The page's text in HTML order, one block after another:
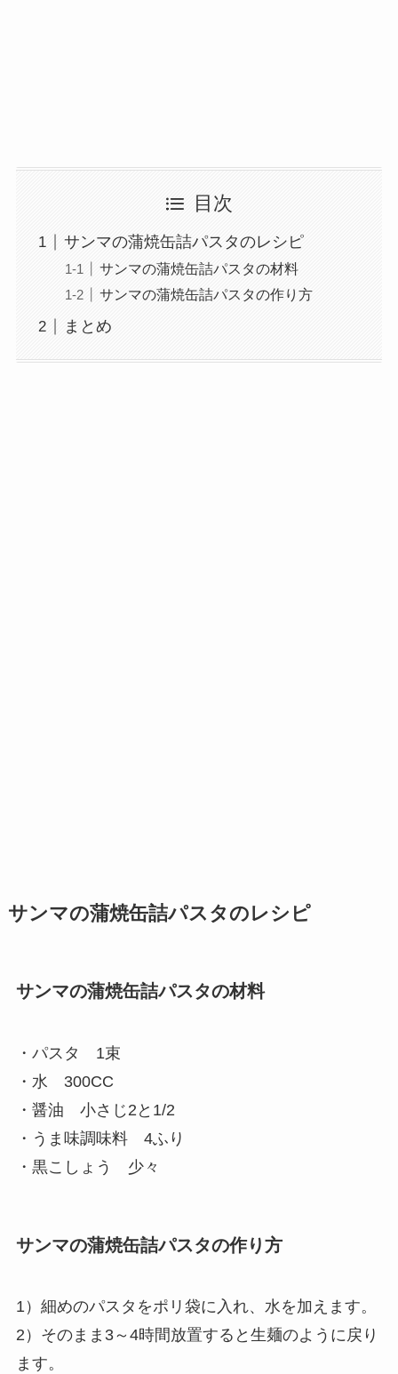
目次
サンマの蒲焼缶詰パスタのレシピ
サンマの蒲焼缶詰パスタの材料
サンマの蒲焼缶詰パスタの作り方
まとめ
サンマの蒲焼缶詰パスタのレシピ
サンマの蒲焼缶詰パスタの材料
・パスタ 1束
・水 300CC
・醤油 小さじ2と1/2
・うま味調味料 4ふり
・黒こしょう 少々
サンマの蒲焼缶詰パスタの作り方
1）細めのパスタをポリ袋に入れ、水を加えます。
2）そのまま3～4時間放置すると生麺のように戻り
ます。